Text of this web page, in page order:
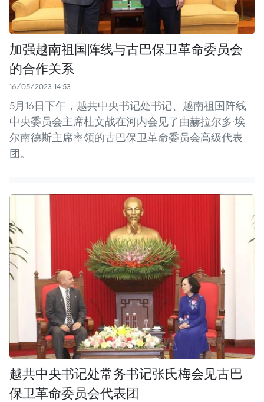
加强越南祖国阵线与古巴保卫革命委员会
的合作关系
16/05/2023 14:53
5月16日下午，越共中央书记处书记、越南祖国阵线
中央委员会主席杜文战在河内会见了由赫拉尔多·埃
尔南德斯主席率领的古巴保卫革命委员会高级代表
团。
越共中央书记处常务书记张氏梅会见古巴
保卫革命委员会代表团